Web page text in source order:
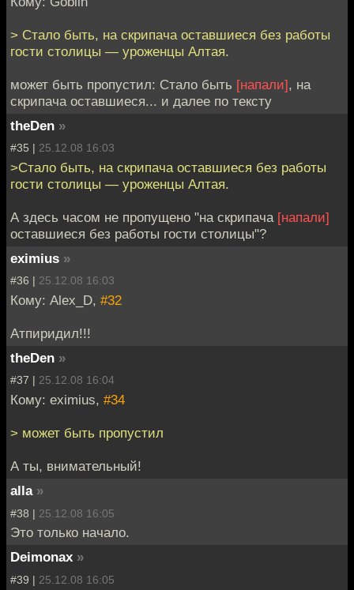
> Стало быть, на скрипача оставшиеся без работы
гости столицы — уроженцы Алтая.
может быть пропустил: Стало быть [напали], на
скрипача оставшиеся... и далее по тексту
theDen »
#35 | 25.12.08 16:03
>Стало быть, на скрипача оставшиеся без работы
гости столицы — уроженцы Алтая.
А здесь часом не пропущено "на скрипача [напали]
оставшиеся без работы гости столицы"?
eximius »
#36 | 25.12.08 16:03
Кому: Alex_D, #32
Атпиридил!!!
theDen »
#37 | 25.12.08 16:04
Кому: eximius, #34
> может быть пропустил
А ты, внимательный!
alla »
#38 | 25.12.08 16:05
Это только начало.
Deimonax »
#39 | 25.12.08 16:05